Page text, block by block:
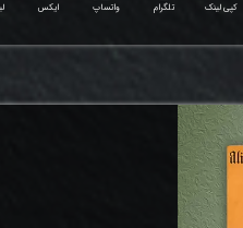
کپی لینک تلگرام واتساپ ایکس